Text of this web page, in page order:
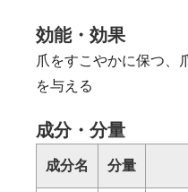
効能・効果
爪をすこやかに保つ、
を与える
成分・分量
成分名 分量